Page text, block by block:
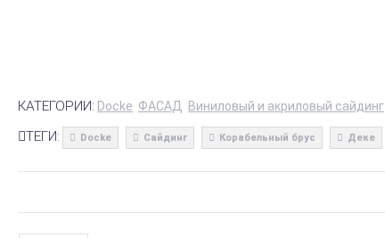
КАТЕГОРИИ: Docke ФАСАД Виниловый и акриловый сайдинг
ТЕГИ: Docke Сайдинг Корабельный брус Деке